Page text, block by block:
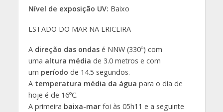
Nível de exposição UV: Baixo
ESTADO DO MAR NA ERICEIRA
A direção das ondasé NNW (330º) com
uma altura média de 3.0 metros e com
um período de 14.5 segundos.
Atemperatura média da água para o dia de
hoje é de 16ºC.
A primeira baixa-marfoi às 05h11 e a seguinte